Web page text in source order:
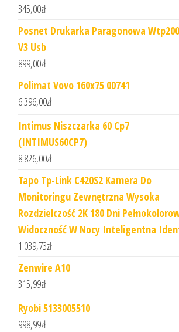
345,00zł
Posnet Drukarka Paragonowa Wtp200
V3 Usb
899,00zł
Polimat Vovo 160x75 00741
6 396,00zł
Intimus Niszczarka 60 Cp7
(INTIMUS60CP7)
8 826,00zł
Tapo Tp-Link C420S2 Kamera Do
Monitoringu Zewnętrzna Wysoka
Rozdzielczość 2K 180 Dni
Widoczność W Nocy Inteligentna
1 039,73zł
Zenwire A10
315,99zł
Ryobi 5133005510
998,99zł